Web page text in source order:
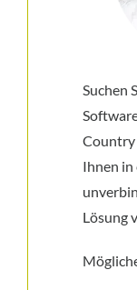
Suchen
Country
Ihnen in
Lösung